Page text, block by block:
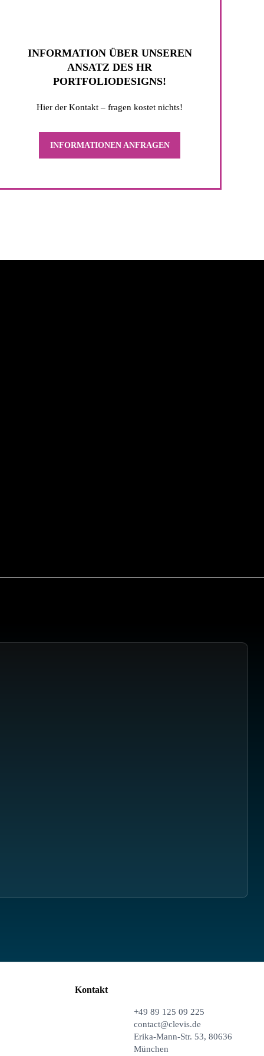
INFORMATION ÜBER UNSEREN
ANSATZ DES HR
PORTFOLIODESIGNS!
Hier der Kontakt – fragen kostet nichts!
INFORMATIONEN ANFRAGEN
Kontakt
+49 89 125 09 225
contact@clevis.de
Erika-Mann-Str. 53, 80636
München